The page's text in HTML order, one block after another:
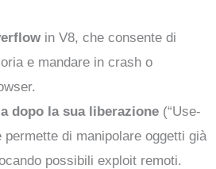
in V8, che consente di
e mandare in crash o
dopo la sua liberazione (“Use-
permette di manipolare oggetti già
possibili exploit remoti.